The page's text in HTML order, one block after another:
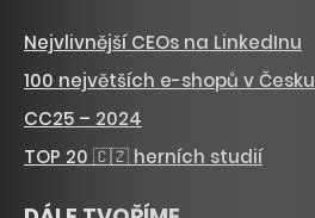
Nejvlivnější CEOs na LinkedInu
100 největších e-shopů v Česku
CC25 – 2024
TOP 20 🇨🇿 herních studií